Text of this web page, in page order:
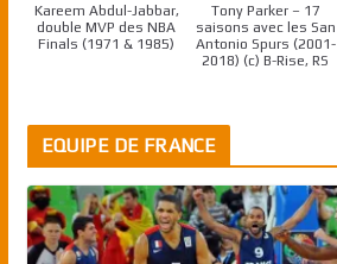
Kareem Abdul-Jabbar,
double MVP des NBA
Finals (1971 & 1985)
Tony Parker – 17
saisons avec les San
Antonio Spurs (2001-
2018) (c) B-Rise, RS
EQUIPE DE FRANCE